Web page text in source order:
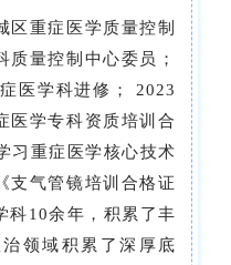
区重症医学质量控制
质量控制中心委员；
医学科进修； 2023
医学专科资质培训合
习重症医学核心技术
支气管镜培训合格证
科10余年，积累了丰
领域积累了深厚底